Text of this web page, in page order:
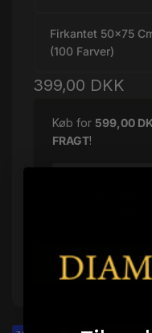
Firkantet 50x75
(100 Farver)
Normalpris
399,00 DKK
Køb for 599,00
FRAGT!
Læg